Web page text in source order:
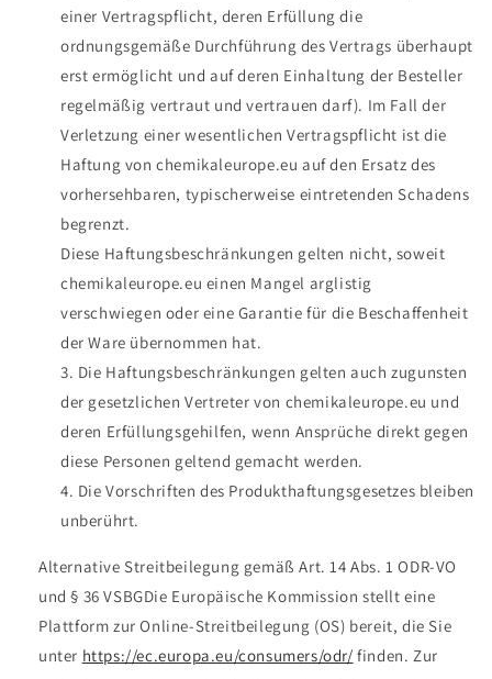
einer Vertragspflicht, deren Erfüllung die
ordnungsgemäße Durchführung des Vertrags überhaupt
erst ermöglicht und auf deren Einhaltung der Besteller
regelmäßig vertraut und vertrauen darf). Im Fall der
Verletzung einer wesentlichen Vertragspflicht ist die
Haftung vonchemikaleurope.eu auf den Ersatz des
vorhersehbaren, typischerweise eintretenden Schadens
begrenzt.
Diese Haftungsbeschränkungen gelten nicht, soweit
chemikaleurope.eu einen Mangel arglistig
verschwiegen oder eine Garantie für die Beschaffenheit
der Ware übernommen hat.
Die Haftungsbeschränkungen gelten auch zugunsten
der gesetzlichen Vertreter von chemikaleurope.eu und
deren Erfüllungsgehilfen, wenn Ansprüche direkt gegen
diese Personen geltend gemacht werden.
Die Vorschriften des Produkthaftungsgesetzes bleiben
unberührt.
Alternative Streitbeilegung gemäß Art. 14 Abs. 1 ODR-VO
und § 36 VSBGDie Europäische Kommission stellt eine
Plattform zur Online-Streitbeilegung (OS) bereit, die Sie
unter https://ec.europa.eu/consumers/odr/ finden. Zur